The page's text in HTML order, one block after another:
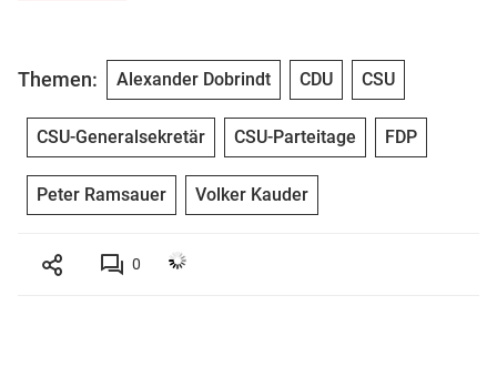
Themen: Alexander Dobrindt CDU CSU
CSU-Generalsekretär CSU-Parteitage FDP
Peter Ramsauer Volker Kauder
0